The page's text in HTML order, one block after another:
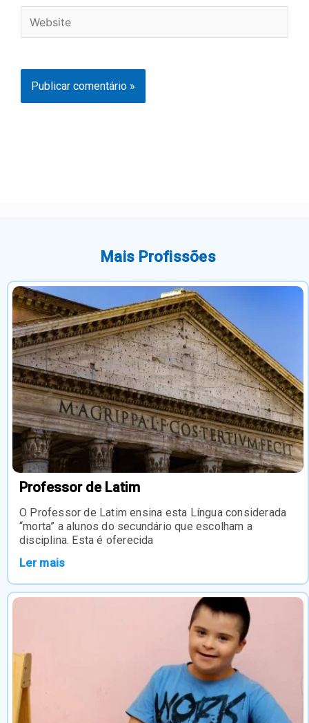
Mais Profissões
Professor de Latim
O Professor de Latim ensina esta Língua considerada
“morta” a alunos do secundário que escolham a
disciplina. Esta é oferecida
Ler mais